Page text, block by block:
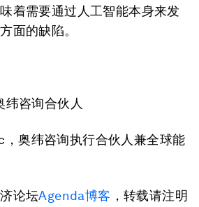
着需要通过人工智能本身来发
面的缺陷。
咨询合伙人
奥纬咨询执行合伙人兼全球能
论坛Agenda博客 ，转载请注明